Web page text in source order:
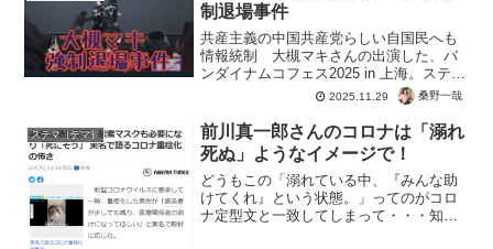
制退場事件
共産主義の中国共産党らしい自国民へも
情報統制 大槻マキさんの出演した、バ
ンダイナムコフェス2025 in 上海。ステー
ジ途中で強制終了という、まさに共産主
義国の本領を発揮した中国。そりゃ中国
共産党なんだから、不思議はないでしょ
う。これを高市...
2025.11.29 桑野一哉
ステマ（デマ）
前川真一郎さんのコロナは「溺れ
死ぬ」ようなイメージで！
どうもこの「溺れている中、『みんな助
けてくれ』という状態。」ってのがコロ
ナ定型文と一致してしまって・・・知ら